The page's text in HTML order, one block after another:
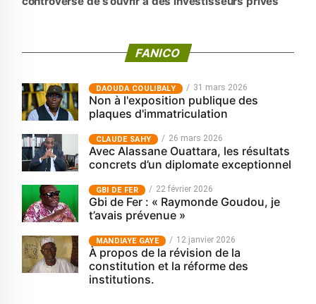
FANICO
‎DAOUDA COULIBALY 31 mars 2026
Non à l'exposition publique des
plaques d'immatriculation
CLAUDE SAHY 26 mars 2026
Avec Alassane Ouattara, les résultats
concrets d’un diplomate exceptionnel
GBI DE FER 22 février 2026
Gbi de Fer : « Raymonde Goudou, je
t’avais prévenue »
MANDIAYE GAYE 12 janvier 2026
À propos de la révision de la
constitution et la réforme des
institutions.